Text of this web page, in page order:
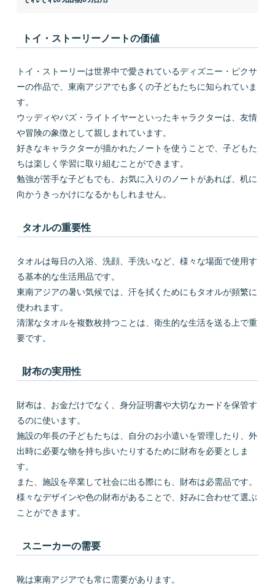
トイ・ストーリーノートの価値
トイ・ストーリーは世界中で愛されているディズニー・ピクサ
ーの作品で、東南アジアでも多くの子どもたちに知られていま
す。
ウッディやバズ・ライトイヤーといったキャラクターは、友情
や冒険の象徴として親しまれています。
好きなキャラクターが描かれたノートを使うことで、子どもた
ちは楽しく学習に取り組むことができます。
勉強が苦手な子どもでも、お気に入りのノートがあれば、机に
向かうきっかけになるかもしれません。
タオルの重要性
タオルは毎日の入浴、洗顔、手洗いなど、様々な場面で使用す
る基本的な生活用品です。
東南アジアの暑い気候では、汗を拭くためにもタオルが頻繁に
使われます。
清潔なタオルを複数枚持つことは、衛生的な生活を送る上で重
要です。
財布の実用性
財布は、お金だけでなく、身分証明書や大切なカードを保管す
るのに使います。
施設の年長の子どもたちは、自分のお小遣いを管理したり、外
出時に必要な物を持ち歩いたりするために財布を必要としま
す。
また、施設を卒業して社会に出る際にも、財布は必需品です。
様々なデザインや色の財布があることで、好みに合わせて選ぶ
ことができます。
スニーカーの需要
靴は東南アジアでも常に需要があります。